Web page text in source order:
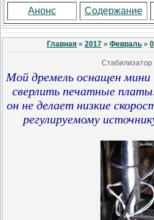
Анонс Содержание
Главная » 2017 » Февраль »
Стабилизатор
Мой дремель оснащен мини
сверлить печатные платы.
он не делает низкие
регулируемому